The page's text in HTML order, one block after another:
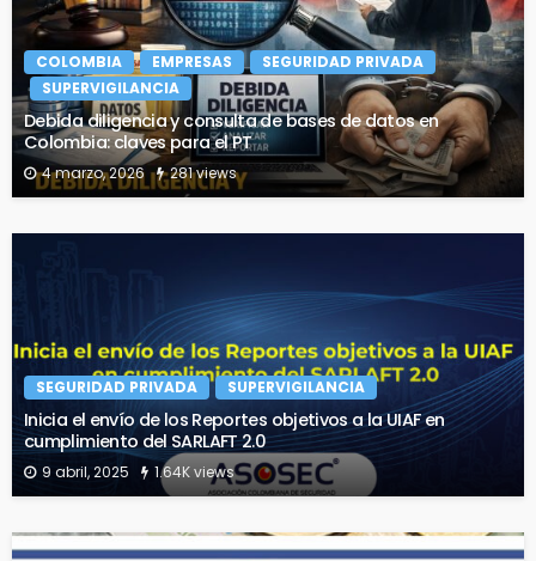
COLOMBIA EMPRESAS
SEGURIDAD PRIVADA
SUPERVIGILANCIA
Debida diligencia y consulta de bases de datos en
Colombia: claves para el PT
4 marzo, 2026 281 views
SEGURIDAD PRIVADA SUPERVIGILANCIA
Inicia el envío de los Reportes objetivos a la UIAF en
cumplimiento del SARLAFT 2.0
9 abril, 2025 1.64K views